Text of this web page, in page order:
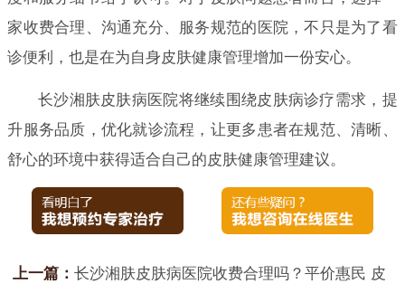
家收费合理、沟通充分、服务规范的医院，不只是为了看
诊便利，也是在为自身皮肤健康管理增加一份安心。
长沙湘肤皮肤病医院将继续围绕皮肤病诊疗需求，提
升服务品质，优化就诊流程，让更多患者在规范、清晰、
舒心的环境中获得适合自己的皮肤健康管理建议。
上一篇： 长沙湘肤皮肤病医院收费合理吗？平价惠民 皮